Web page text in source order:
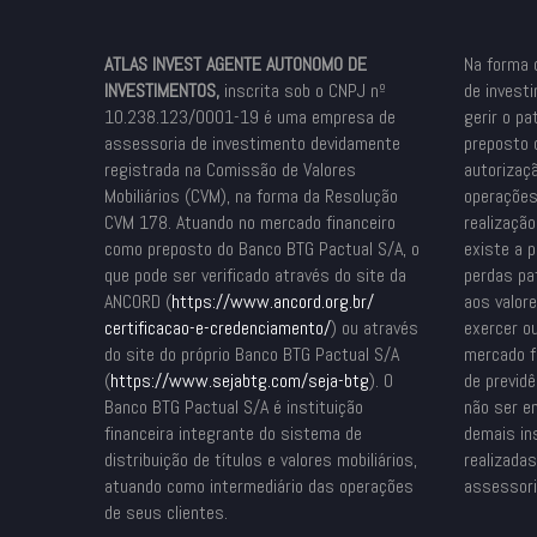
ATLAS INVEST AGENTE AUTONOMO DE
INVESTIMENTOS, inscrita sob o CNPJ nº
10.238.123/0001-19 é uma empresa de
assessoria de investimento devidamente
registrada na Comissão de Valores
Mobiliários (CVM), na forma da Resolução
CVM 178. Atuando no mercado financeiro
como preposto do Banco BTG Pactual S/A, o
que pode ser verificado através do site da
ANCORD (https://www.ancord.org.br/
certificacao-e-credenciamento/) ou através
do site do próprio Banco BTG Pactual S/A
(https://www.sejabtg.com/seja-btg). O
Banco BTG Pactual S/A é instituição
financeira integrante do sistema de
distribuição de títulos e valores mobiliários,
atuando como intermediário das operações
de seus clientes.
Na forma
de
gerir o
preposto
existe a
perdas
aos
exercer
mercado
de
não ser
demais